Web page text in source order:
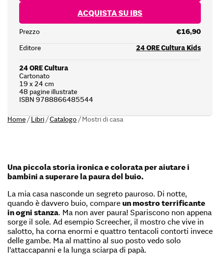
ACQUISTA SU IBS
Prezzo
€16,90
Editore
24 ORE Cultura Kids
24 ORE Cultura
Cartonato
19 x 24 cm
48 pagine illustrate
ISBN 9788866485544
Home/Libri/Catalogo/Mostri di casa
Una piccola storia ironica e colorata per aiutare i
bambini a superare la paura del buio.
La mia casa nasconde un segreto pauroso. Di notte,
quando è davvero buio, compare un mostro terrificante
in ogni stanza. Ma non aver paura! Spariscono non appena
sorge il sole. Ad esempio Screecher, il mostro che vive in
salotto, ha corna enormi e quattro tentacoli contorti invece
delle gambe. Ma al mattino al suo posto vedo solo
l’attaccapanni e la lunga sciarpa di papà.